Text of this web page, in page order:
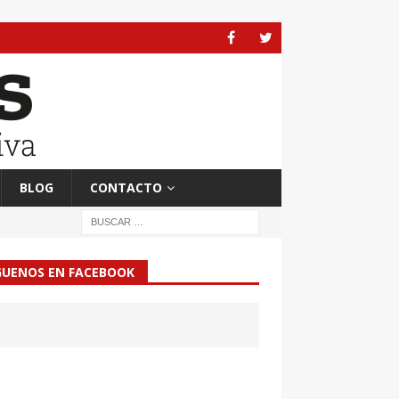
BLOG CONTACTO
EN FACEBOOK